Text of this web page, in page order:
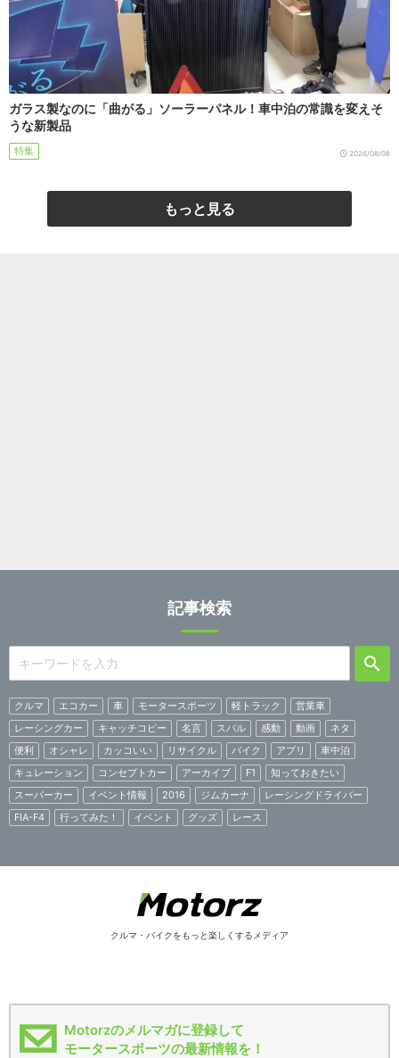
ガラス製なのに「曲がる」ソーラーパネル！車中泊の常識を変えそ
うな新製品
特集 2026/08/06
もっと見る
記事検索
クルマ エコカー 車 モータースポーツ 軽トラック
営業車
レーシングカー
キャッチコピー 名言 スバル 感動 動画
ネタ
便利
オシャレ カッコいい リサイクル バイク アプリ
車中泊
キュレーション
コンセプトカー アーカイブ F1
知っておきたい
スーパーカー
イベント情報 2016 ジムカーナ
レーシングドライバー
FIA-F4
行ってみた！ イベント グッズ レース
クルマ・バイクをもっと楽しくするメディア
Motorzのメルマガに登録して
モータースポーツの最新情報を！